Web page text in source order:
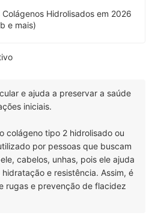
Hidrolisados em 2026
e mais)
e ajuda a preservar a saúde
iniciais.
colágeno tipo 2 hidrolisado ou
por pessoas que buscam
cabelos, unhas, pois ele ajuda
e resistência. Assim, é
rugas e prevenção de flacidez